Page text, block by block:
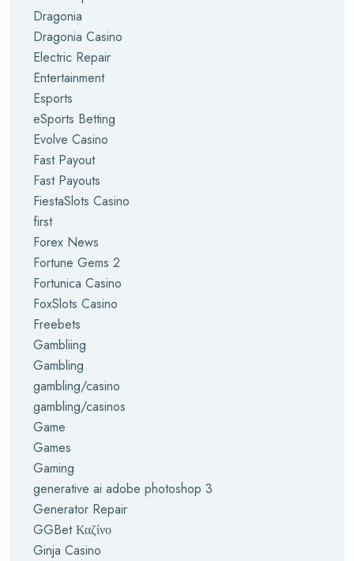
Dragonia
Dragonia Casino
Electric Repair
Entertainment
Esports
eSports Betting
Evolve Casino
Fast Payout
Fast Payouts
FiestaSlots Casino
first
Forex News
Fortune Gems 2
Fortunica Casino
FoxSlots Casino
Freebets
Gambliing
Gambling
gambling/casino
gambling/casinos
Game
Games
Gaming
generative ai adobe photoshop 3
Generator Repair
GGBet Καζίνο
Ginja Casino